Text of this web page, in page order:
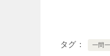
タグ 一問